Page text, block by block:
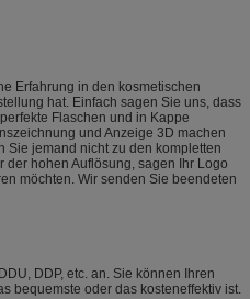
Erfahrung in den kosmetischen
hat. Einfach sagen Sie uns, dass
Flaschen und in Kappe
und Anzeige 3D machen
Sie jemand nicht zu den kompletten
hohen Auflösung, sagen Ihr Logo
möchten. Wir senden Sie beendeten
DDP, etc. an. Sie können Ihren
bequemste oder das kosteneffektiv ist.